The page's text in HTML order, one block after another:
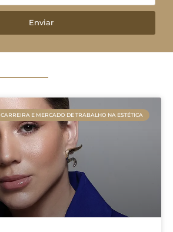
Enviar
CARREIRA E MERCADO DE TRABALHO NA ESTÉTICA